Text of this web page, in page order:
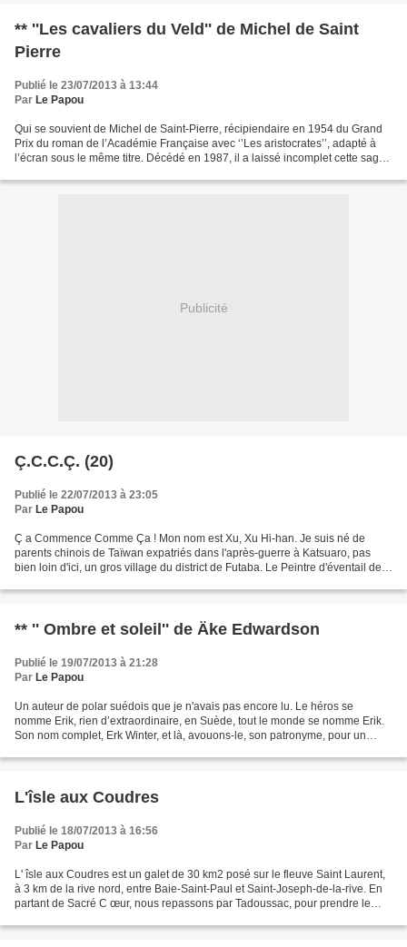
** ''Les cavaliers du Veld'' de Michel de Saint
Pierre
Publié le 23/07/2013 à 13:44
Par Le Papou
Qui se souvient de Michel de Saint-Pierre, récipiendaire en 1954 du Grand
Prix du roman de l’Académie Française avec ‘’Les aristocrates’’, adapté à
l’écran sous le même titre. Décédé en 1987, il a laissé incomplet cette saga
Publicité
Ç.C.C.Ç. (20)
Publié le 22/07/2013 à 23:05
Par Le Papou
Ç a Commence Comme Ça ! Mon nom est Xu, Xu Hi-han. Je suis né de
parents chinois de Taïwan expatriés dans l'après-guerre à Katsuaro, pas
bien loin d'ici, un gros village du district de Futaba. Le Peintre d'éventail de
** '' Ombre et soleil'' de Äke Edwardson
Publié le 19/07/2013 à 21:28
Par Le Papou
Un auteur de polar suédois que je n'avais pas encore lu. Le héros se
nomme Erik, rien d’extraordinaire, en Suède, tout le monde se nomme Erik.
Son nom complet, Erk Winter, et là, avouons-le, son patronyme, pour un
L'îsle aux Coudres
Publié le 18/07/2013 à 16:56
Par Le Papou
L' îsle aux Coudres est un galet de 30 km2 posé sur le fleuve Saint Laurent,
à 3 km de la rive nord, entre Baie-Saint-Paul et Saint-Joseph-de-la-rive. En
partant de Sacré C œur, nous repassons par Tadoussac, pour prendre le